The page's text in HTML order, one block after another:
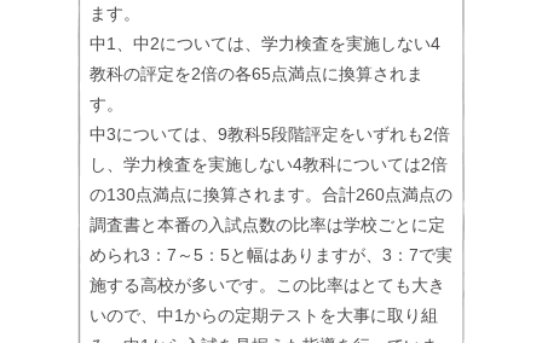
ます。
中1、中2については、学力検査を実施しない4
教科の評定を2倍の各65点満点に換算されま
す。
中3については、9教科5段階評定をいずれも2倍
し、学力検査を実施しない4教科については2倍
の130点満点に換算されます。合計260点満点の
調査書と本番の入試点数の比率は学校ごとに定
められ3：7～5：5と幅はありますが、3：7で実
施する高校が多いです。この比率はとても大き
いので、中1からの定期テストを大事に取り組